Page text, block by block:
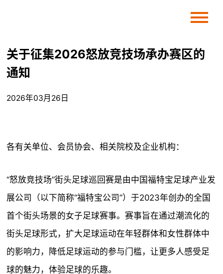
关于征集2026怒放竞技场承办赛区的
通知
2026年03月26日
各有关单位、会员协会、相关院校及企业机构：
“怒放竞技场”街头足球巡回赛是由中国福特宝足球产业发
展公司（以下简称“福特宝公司”）于2023年创办的全国
首个街头场景的女子足球赛事。赛事旨在通过潮流化的
街头足球形式，扩大足球运动在年轻群体和女性群体中
的影响力，降低足球运动的参与门槛，让更多人感受足
球的魅力，体验足球的乐趣。